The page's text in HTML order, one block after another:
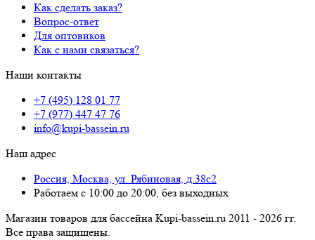
Как сделать заказ?
Вопрос-ответ
Для оптовиков
Как с нами связаться?
Наши контакты
+7 (495) 128 01 77
+7 (977) 447 47 76
info@kupi-bassein.ru
Наш адрес
Россия, Москва, ул. Рябиновая, д.38с2
Работаем с 10:00 до 20:00, без выходных
Магазин товаров для бассейна Kupi-bassein.ru 2011 - 2026 гг.
Все пра­ва за­щи­ще­ны.